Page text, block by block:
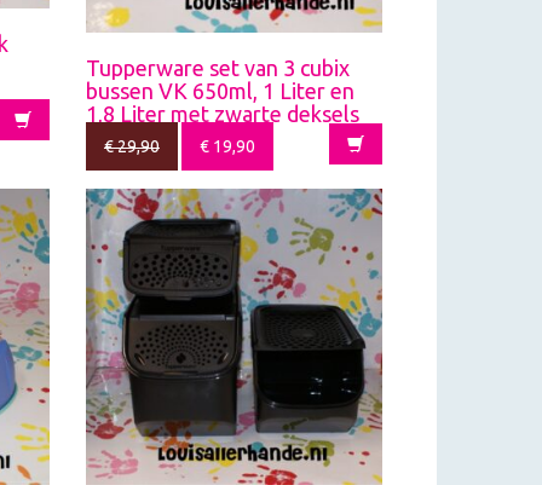
Tupperware set van 3 cubix
bussen VK 650ml, 1 Liter en
1,8 Liter met zwarte deksels
€29,90 €19,90